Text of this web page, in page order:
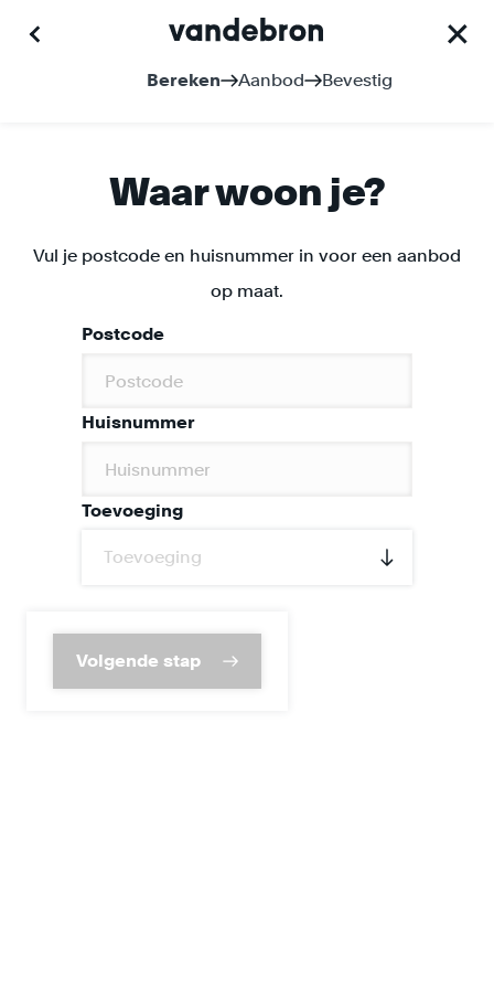
Bereken Aanbod Bevestig
Waar woon je?
Vul je postcode en huisnummer in voor een aanbod
op maat.
Postcode
Huisnummer
Toevoeging
Volgende stap